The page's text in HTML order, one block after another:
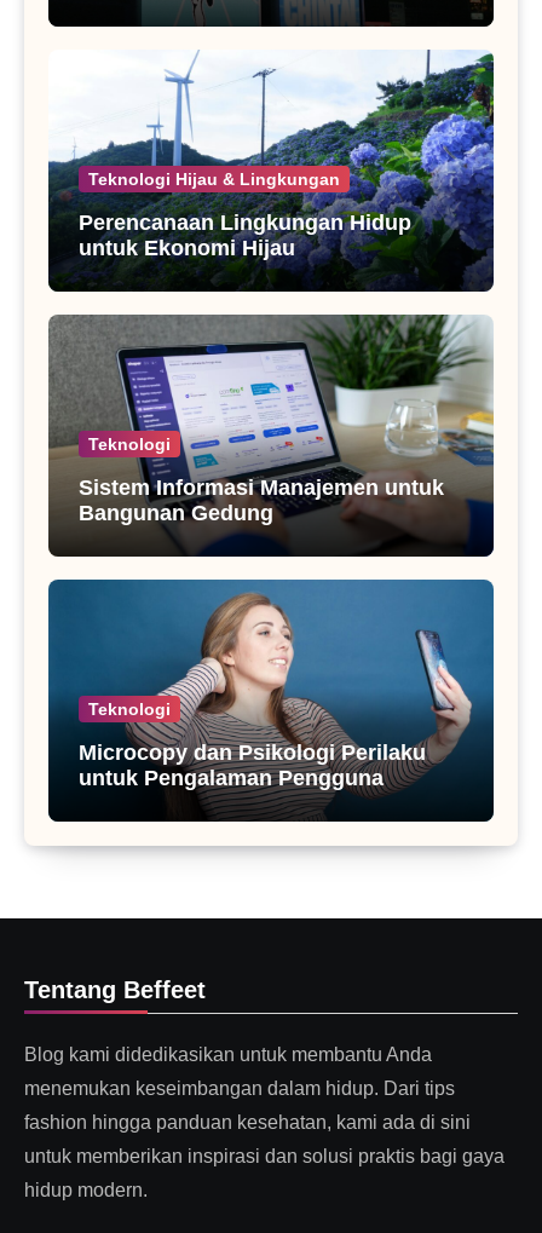
Teknologi Hijau & Lingkungan
Perencanaan Lingkungan Hidup
untuk Ekonomi Hijau
Teknologi
Sistem Informasi Manajemen untuk
Bangunan Gedung
Teknologi
Microcopy dan Psikologi Perilaku
untuk Pengalaman Pengguna
Tentang Beffeet
Blog kami didedikasikan untuk membantu Anda
menemukan keseimbangan dalam hidup. Dari tips
fashion hingga panduan kesehatan, kami ada di sini
untuk memberikan inspirasi dan solusi praktis bagi gaya
hidup modern.